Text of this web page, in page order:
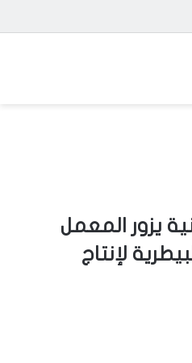
يزور المعمل
لإنتاج